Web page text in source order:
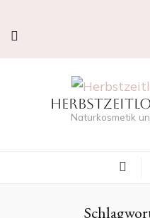
Naturkosmetik